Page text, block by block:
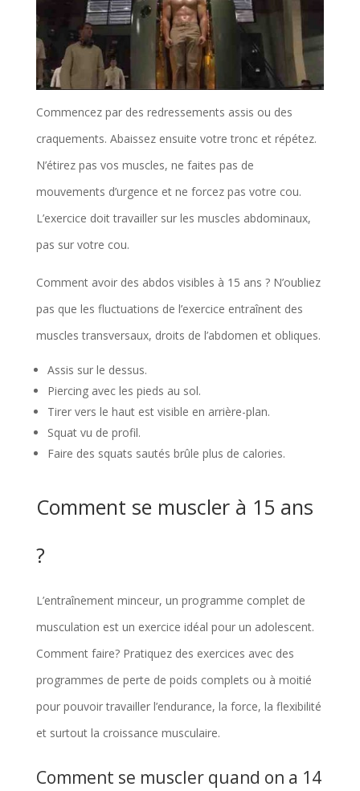
Commencez par des redressements assis ou des
craquements. Abaissez ensuite votre tronc et répétez.
N’étirez pas vos muscles, ne faites pas de
mouvements d’urgence et ne forcez pas votre cou.
L’exercice doit travailler sur les muscles abdominaux,
pas sur votre cou.
Comment avoir des abdos visibles à 15 ans ? N’oubliez
pas que les fluctuations de l’exercice entraînent des
muscles transversaux, droits de l’abdomen et obliques.
Assis sur le dessus.
Piercing avec les pieds au sol.
Tirer vers le haut est visible en arrière-plan.
Squat vu de profil.
Faire des squats sautés brûle plus de calories.
Comment se muscler à 15 ans
?
L’entraînement minceur, un programme complet de
musculation est un exercice idéal pour un adolescent.
Comment faire? Pratiquez des exercices avec des
programmes de perte de poids complets ou à moitié
pour pouvoir travailler l’endurance, la force, la flexibilité
et surtout la croissance musculaire.
Comment se muscler quand on a 14